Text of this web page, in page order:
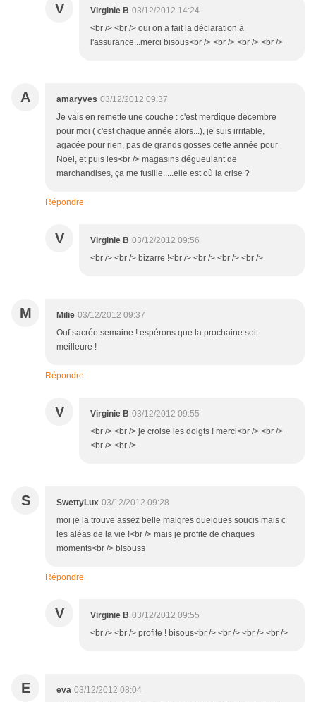
V Virginie B 03/12/2012 14:24
<br /> <br /> oui on a fait la déclaration à
l'assurance...merci bisous<br /> <br /> <br /> <br />
A amaryves 03/12/2012 09:37
Je vais en remette une couche : c'est merdique décembre
pour moi ( c'est chaque année alors...), je suis irritable,
agacée pour rien, pas de grands gosses cette année pour
Noël, et puis les<br /> magasins dégueulant de
marchandises, ça me fusille.....elle est où la crise ?
Répondre
V Virginie B 03/12/2012 09:56
<br /> <br /> bizarre !<br /> <br /> <br /> <br />
M Milie 03/12/2012 09:37
Ouf sacrée semaine ! espérons que la prochaine soit
meilleure !
Répondre
V Virginie B 03/12/2012 09:55
<br /> <br /> je croise les doigts ! merci<br /> <br />
<br /> <br />
S SwettyLux 03/12/2012 09:28
moi je la trouve assez belle malgres quelques soucis mais c
les aléas de la vie !<br /> mais je profite de chaques
moments<br /> bisouss
Répondre
V Virginie B 03/12/2012 09:55
<br /> <br /> profite ! bisous<br /> <br /> <br /> <br />
E eva 03/12/2012 08:04